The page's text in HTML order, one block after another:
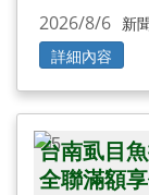
2026/8/6 新
詳細內容
台南虱目
全聯滿額